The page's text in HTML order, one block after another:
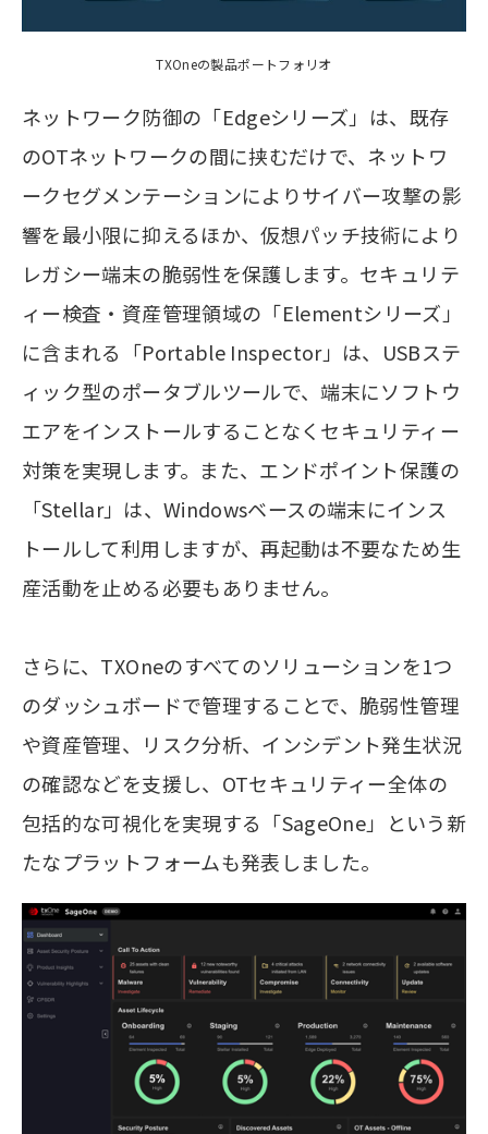
TXOneの製品ポートフォリオ
ネットワーク防御の「Edgeシリーズ」は、既存
のOTネットワークの間に挟むだけで、ネットワ
ークセグメンテーションによりサイバー攻撃の影
響を最小限に抑えるほか、仮想パッチ技術により
レガシー端末の脆弱性を保護します。セキュリテ
ィー検査・資産管理領域の「Elementシリーズ」
に含まれる「Portable Inspector」は、USBステ
ィック型のポータブルツールで、端末にソフトウ
エアをインストールすることなくセキュリティー
対策を実現します。また、エンドポイント保護の
「Stellar」は、Windowsベースの端末にインス
トールして利用しますが、再起動は不要なため生
産活動を止める必要もありません。
さらに、TXOneのすべてのソリューションを1つ
のダッシュボードで管理することで、脆弱性管理
や資産管理、リスク分析、インシデント発生状況
の確認などを支援し、OTセキュリティー全体の
包括的な可視化を実現する「SageOne」という新
たなプラットフォームも発表しました。